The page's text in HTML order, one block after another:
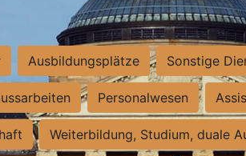
Ausbildungsplätze Sonstige
Personalwesen
Weiterbildung, Studium, duale